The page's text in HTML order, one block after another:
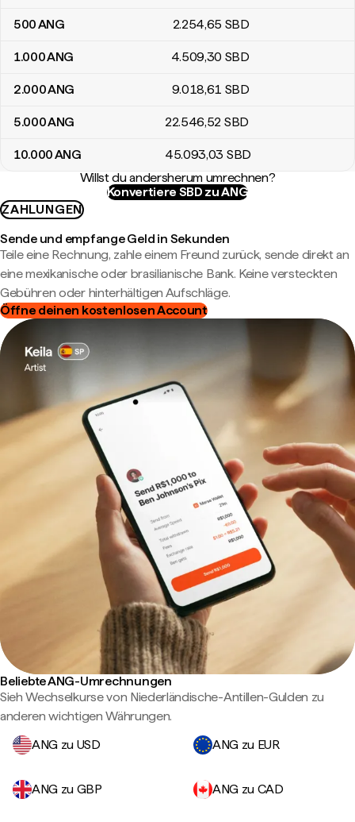
500ANG 2.254,65 SBD
1.000ANG 4.509,30 SBD
2.000ANG 9.018,61 SBD
5.000ANG 22.546,52 SBD
10.000ANG 45.093,03 SBD
Willst du andersherum umrechnen?
Konvertiere SBD zu ANG
ZAHLUNGEN
Sende und empfange Geld in Sekunden
Teile eine Rechnung, zahle einem Freund zurück, sende direkt an
eine mexikanische oder brasilianische Bank. Keine versteckten
Gebühren oder hinterhältigen Aufschläge.
Öffne deinen kostenlosen Account
Beliebte ANG-Umrechnungen
Sieh Wechselkurse von Niederländische-Antillen-Gulden zu
anderen wichtigen Währungen.
ANG zu USD
ANG zu EUR
ANG zu GBP ANG zu CAD